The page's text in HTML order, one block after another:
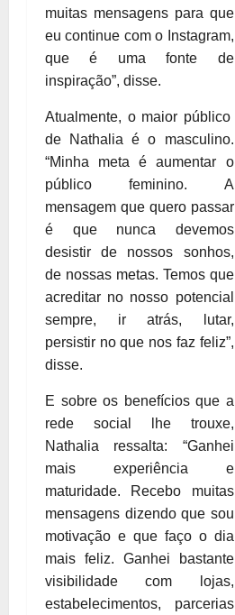
muitas mensagens para que
eu continue com o Instagram,
que é uma fonte de
inspiração”, disse.
Atualmente, o maior público
de Nathalia é o masculino.
“Minha meta é aumentar o
público feminino. A
mensagem que quero passar
é que nunca devemos
desistir de nossos sonhos,
de nossas metas. Temos que
acreditar no nosso potencial
sempre, ir atrás, lutar,
persistir no que nos faz feliz”,
disse.
E sobre os benefícios que a
rede social lhe trouxe,
Nathalia ressalta: “Ganhei
mais experiência e
maturidade. Recebo muitas
mensagens dizendo que sou
motivação e que faço o dia
mais feliz. Ganhei bastante
visibilidade com lojas,
estabelecimentos, parcerias